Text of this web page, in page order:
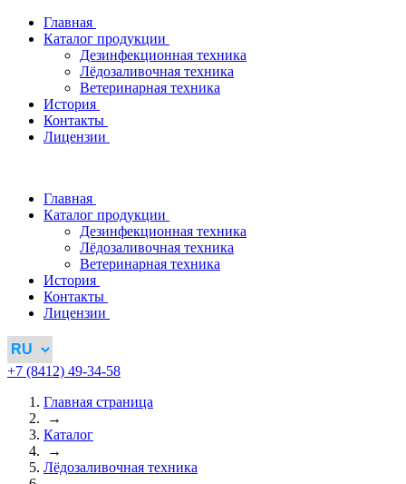
Главная
Каталог продукции
Дезинфекционная техника
Лёдозаливочная техника
Ветеринарная техника
История
Контакты
Лицензии
Главная
Каталог продукции
Дезинфекционная техника
Лёдозаливочная техника
Ветеринарная техника
История
Контакты
Лицензии
+7 (8412) 49-34-58
Главная страница
→
Каталог
→
Лёдозаливочная техника